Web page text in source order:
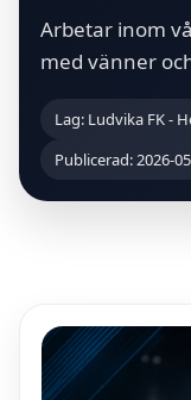
Arbetar inom
med vänner
Lag: Ludvika FK -
Publicerad: 2026-